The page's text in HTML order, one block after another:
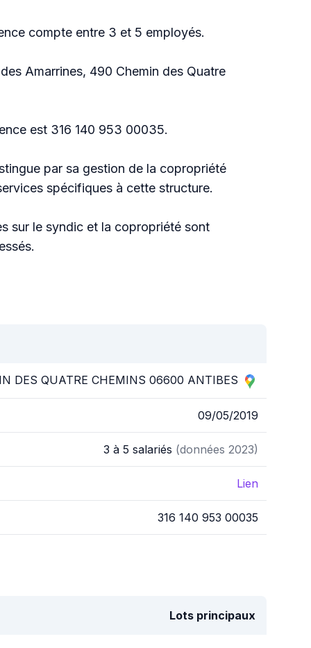
compte entre 3 et 5 employés.
Amarrines, 490 Chemin des Quatre
est 316 140 953 00035.
par sa gestion de la copropriété
spécifiques à cette structure.
sur le syndic et la copropriété sont
DES QUATRE CHEMINS 06600 ANTIBES
09/05/2019
3 à 5 salariés (données 2023)
Lien
316 140 953 00035
Lots principaux